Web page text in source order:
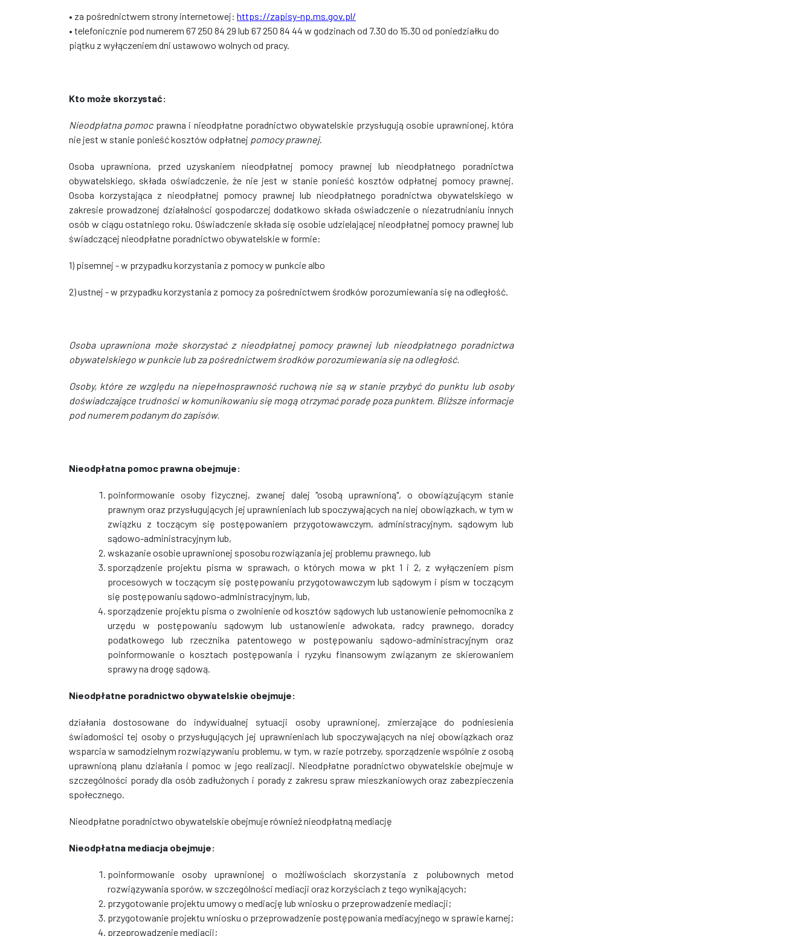
• za pośrednictwem strony internetowej: https://zapisy-np.ms.gov.pl/
• telefonicznie pod numerem 67 250 84 29 lub 67 250 84 44 w godzinach od 7.30 do 15.30 od poniedziałku do
piątku z wyłączeniem dni ustawowo wolnych od pracy.
Kto może skorzystać:
Nieodpłatna pomocprawna i nieodpłatne poradnictwo obywatelskie przysługują osobie uprawnionej, która
nie jest w stanie ponieść kosztów odpłatnej pomocy prawnej.
Osoba uprawniona, przed uzyskaniem nieodpłatnej pomocy prawnej lub nieodpłatnego poradnictwa
obywatelskiego, składa oświadczenie, że nie jest w stanie ponieść kosztów odpłatnej pomocy prawnej.
Osoba korzystająca z nieodpłatnej pomocy prawnej lub nieodpłatnego poradnictwa obywatelskiego w
zakresie prowadzonej działalności gospodarczej dodatkowo składa oświadczenie o niezatrudnianiu innych
osób w ciągu ostatniego roku. Oświadczenie składa się osobie udzielającej nieodpłatnej pomocy prawnej lub
świadczącej nieodpłatne poradnictwo obywatelskie w formie:
1) pisemnej - w przypadku korzystania z pomocy w punkcie albo
2) ustnej - w przypadku korzystania z pomocy za pośrednictwem środków porozumiewania się na odległość.
Osoba uprawniona może skorzystać z nieodpłatnej pomocy prawnej lub nieodpłatnego poradnictwa
obywatelskiego w punkcie lub za pośrednictwem środków porozumiewania się na odległość.
Osoby, które ze względu na niepełnosprawność ruchową nie są w stanie przybyć do punktu lub osoby
doświadczające trudności w komunikowaniu się mogą otrzymać poradę poza punktem. Bliższe informacje
pod numerem podanym do zapisów.
Nieodpłatna pomoc prawna obejmuje:
poinformowanie osoby fizycznej, zwanej dalej "osobą uprawnioną", o obowiązującym stanie
prawnym oraz przysługujących jej uprawnieniach lub spoczywających na niej obowiązkach, w tym w
związku z toczącym się postępowaniem przygotowawczym, administracyjnym, sądowym lub
sądowo-administracyjnym lub,
wskazanie osobie uprawnionej sposobu rozwiązania jej problemu prawnego, lub
sporządzenie projektu pisma w sprawach, o których mowa w pkt 1 i 2, z wyłączeniem pism
procesowych w toczącym się postępowaniu przygotowawczym lub sądowym i pism w toczącym
się postępowaniu sądowo-administracyjnym, lub,
sporządzenie projektu pisma o zwolnienie od kosztów sądowych lub ustanowienie pełnomocnika z
urzędu w postępowaniu sądowym lub ustanowienie adwokata, radcy prawnego, doradcy
podatkowego lub rzecznika patentowego w postępowaniu sądowo-administracyjnym oraz
poinformowanie o kosztach postępowania i ryzyku finansowym związanym ze skierowaniem
sprawy na drogę sądową.
Nieodpłatne poradnictwo obywatelskie obejmuje:
działania dostosowane do indywidualnej sytuacji osoby uprawnionej, zmierzające do podniesienia
świadomości tej osoby o przysługujących jej uprawnieniach lub spoczywających na niej obowiązkach oraz
wsparcia w samodzielnym rozwiązywaniu problemu, w tym, w razie potrzeby, sporządzenie wspólnie z osobą
uprawnioną planu działania i pomoc w jego realizacji. Nieodpłatne poradnictwo obywatelskie obejmuje w
szczególności porady dla osób zadłużonych i porady z zakresu spraw mieszkaniowych oraz zabezpieczenia
społecznego.
Nieodpłatne poradnictwo obywatelskie obejmuje również nieodpłatną mediację
Nieodpłatna mediacja obejmuje:
poinformowanie osoby uprawnionej o możliwościach skorzystania z polubownych metod
rozwiązywania sporów, w szczególności mediacji oraz korzyściach z tego wynikających;
przygotowanie projektu umowy o mediację lub wniosku o przeprowadzenie mediacji;
przygotowanie projektu wniosku o przeprowadzenie postępowania mediacyjnego w sprawie karnej;
przeprowadzenie mediacji;